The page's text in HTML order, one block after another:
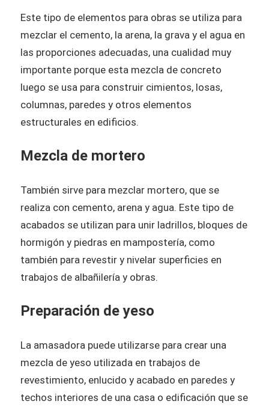
Este tipo de elementos para obras se utiliza para
mezclar el cemento, la arena, la grava y el agua en
las proporciones adecuadas, una cualidad muy
importante porque esta mezcla de concreto
luego se usa para construir cimientos, losas,
columnas, paredes y otros elementos
estructurales en edificios.
Mezcla de mortero
También sirve para mezclar mortero, que se
realiza con cemento, arena y agua. Este tipo de
acabados se utilizan para unir ladrillos, bloques de
hormigón y piedras en mampostería, como
también para revestir y nivelar superficies en
trabajos de albañilería y obras.
Preparación de yeso
La amasadora puede utilizarse para crear una
mezcla de yeso utilizada en trabajos de
revestimiento, enlucido y acabado en paredes y
techos interiores de una casa o edificación que se